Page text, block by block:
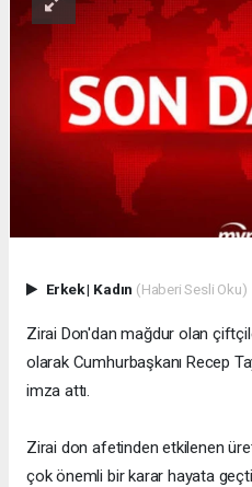
Erkek| Kadın (Haberi Sesli Oku)
Zirai Don'dan mağdur olan
olarak Cumhurbaşkanı Recep
imza attı.
Zirai don afetinden etkilenen
çok önemli bir karar hayata